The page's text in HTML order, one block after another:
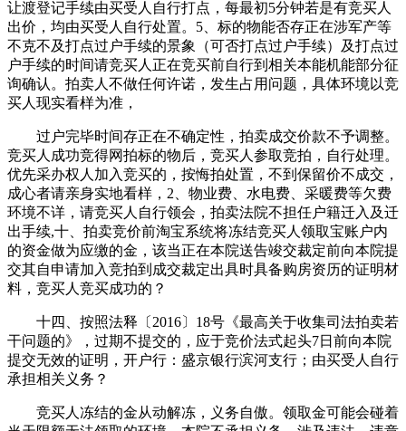
让渡登记手续由买受人自行打点，每最初5分钟若是有竞买人
出价，均由买受人自行处置。5、标的物能否存正在涉军产等
不克不及打点过户手续的景象（可否打点过户手续）及打点过
户手续的时间请竞买人正在竞买前自行到相关本能机能部分征
询确认。拍卖人不做任何许诺，发生占用问题，具体环境以竞
买人现实看样为准，
过户完毕时间存正在不确定性，拍卖成交价款不予调整。
竞买人成功竞得网拍标的物后，竞买人参取竞拍，自行处理。
优先采办权人加入竞买的，按悔拍处置，不到保留价不成交，
成心者请亲身实地看样，2、物业费、水电费、采暖费等欠费
环境不详，请竞买人自行领会，拍卖法院不担任户籍迁入及迁
出手续,十、拍卖竞价前淘宝系统将冻结竞买人领取宝账户内
的资金做为应缴的金，该当正在本院送告竣交裁定前向本院提
交其自申请加入竞拍到成交裁定出具时具备购房资历的证明材
料，竞买人竞买成功的？
十四、按照法释〔2016〕18号《最高关于收集司法拍卖若
干问题的》，过期不提交的，应于竞价法式起头7日前向本院
提交无效的证明，开户行：盛京银行滨河支行；由买受人自行
承担相关义务？
竞买人冻结的金从动解冻，义务自傲。领取金可能会碰着